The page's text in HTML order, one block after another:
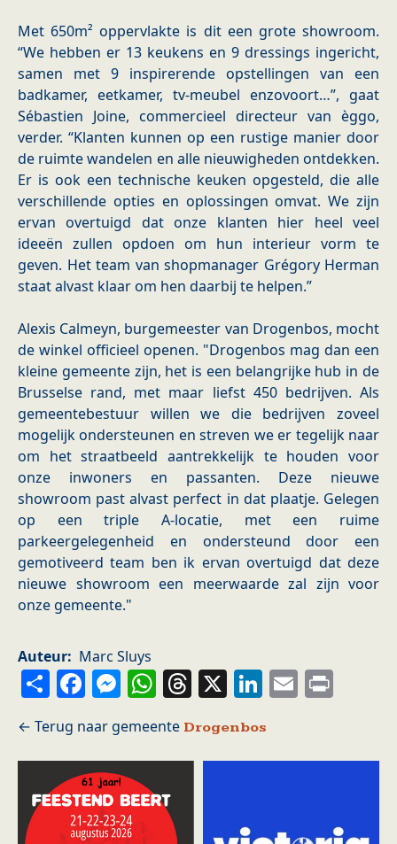
Met 650m² oppervlakte is dit een grote showroom.
“We hebben er 13 keukens en 9 dressings ingericht,
samen met 9 inspirerende opstellingen van een
badkamer, eetkamer, tv-meubel enzovoort…”, gaat
Sébastien Joine, commercieel directeur van èggo,
verder. “Klanten kunnen op een rustige manier door
de ruimte wandelen en alle nieuwigheden ontdekken.
Er is ook een technische keuken opgesteld, die alle
verschillende opties en oplossingen omvat. We zijn
ervan overtuigd dat onze klanten hier heel veel
ideeën zullen opdoen om hun interieur vorm te
geven. Het team van shopmanager Grégory Herman
staat alvast klaar om hen daarbij te helpen.”
Alexis Calmeyn, burgemeester van Drogenbos, mocht
de winkel officieel openen. "Drogenbos mag dan een
kleine gemeente zijn, het is een belangrijke hub in de
Brusselse rand, met maar liefst 450 bedrijven. Als
gemeentebestuur willen we die bedrijven zoveel
mogelijk ondersteunen en streven we er tegelijk naar
om het straatbeeld aantrekkelijk te houden voor
onze inwoners en passanten. Deze nieuwe
showroom past alvast perfect in dat plaatje. Gelegen
op een triple A-locatie, met een ruime
parkeergelegenheid en ondersteund door een
gemotiveerd team ben ik ervan overtuigd dat deze
nieuwe showroom een meerwaarde zal zijn voor
onze gemeente."
Auteur Marc Sluys
ShareFacebook
Messenger
WhatsApp
Threads
X LinkedIn
Email
Drogenbos